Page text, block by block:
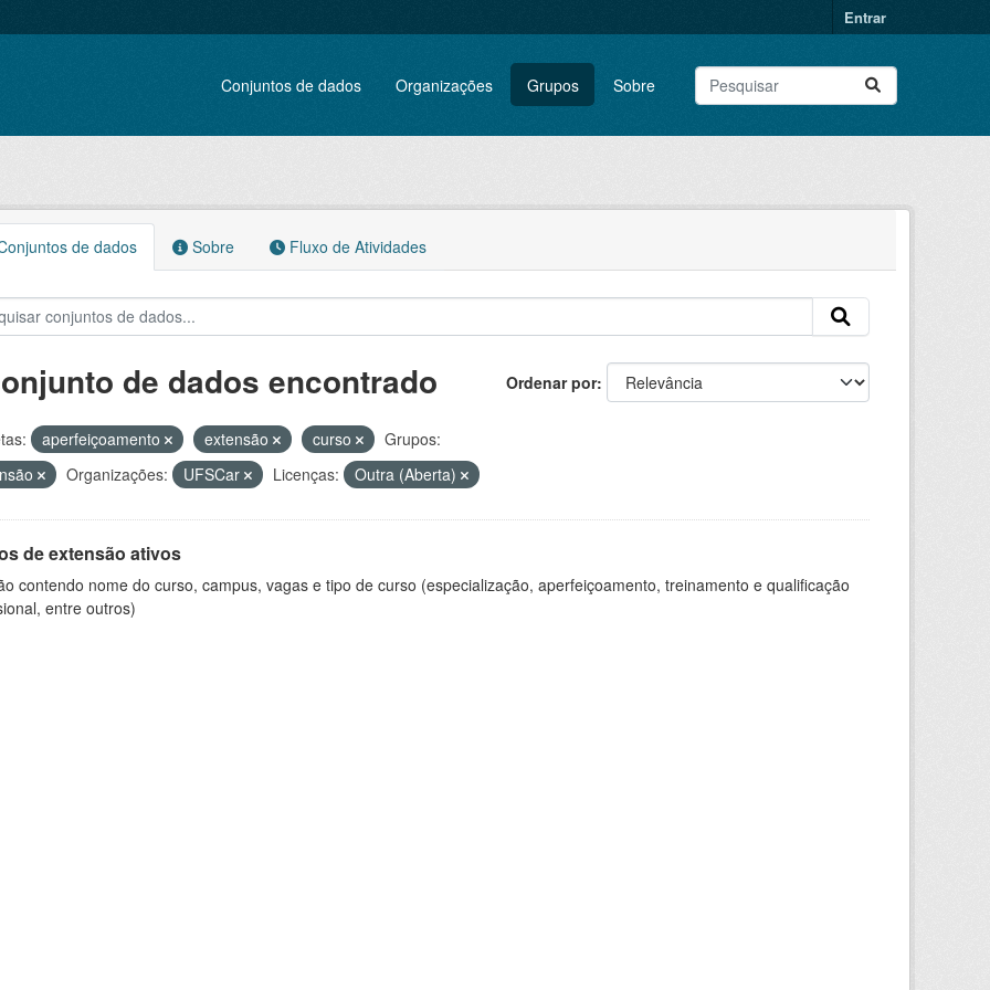
Entrar
Conjuntos de dados Organizações Grupos Sobre
de dados Sobre Fluxo de Atividades
Ordenar por
de dados encontrado
aperfeiçoamento extensão curso
Grupos:
Organizações: UFSCar Licenças: Outra (Aberta)
de extensão ativos
contendo nome do curso, campus, vagas e tipo de curso (especialização, aperfeiçoamento, treinamento e qualificação
entre outros)